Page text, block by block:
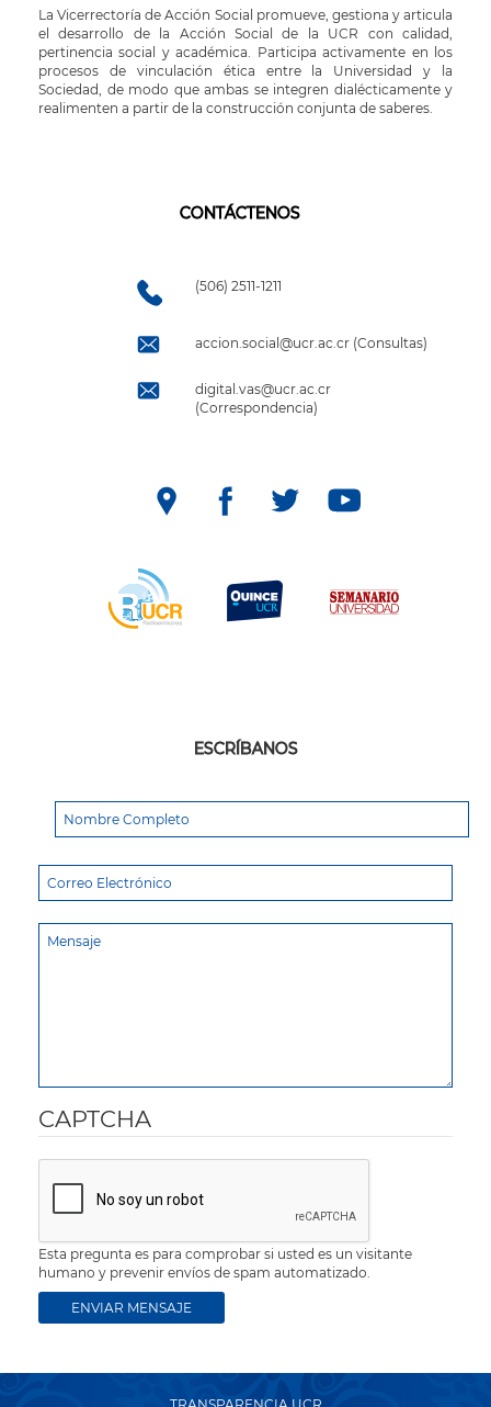
La Vicerrectoría de Acción Social promueve, gestiona y articula
el desarrollo de la Acción Social de la UCR con calidad,
pertinencia social y académica. Participa activamente en los
procesos de vinculación ética entre la Universidad y la
Sociedad, de modo que ambas se integren dialécticamente y
realimenten a partir de la construcción conjunta de saberes.
CONTÁCTENOS
(506) 2511-1211
accion.social@ucr.ac.cr (Consultas)
digital.vas@ucr.ac.cr
(Correspondencia)
ESCRÍBANOS
CAPTCHA
Esta pregunta es para comprobar si usted es un visitante
humano y prevenir envíos de spam automatizado.